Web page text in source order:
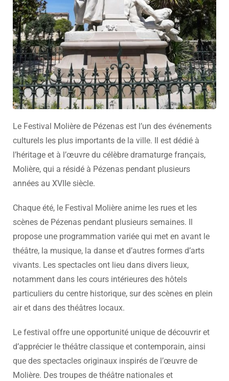
Le Festival Molière de Pézenas est l’un des événements
culturels les plus importants de la ville. Il est dédié à
l’héritage et à l’œuvre du célèbre dramaturge français,
Molière, qui a résidé à Pézenas pendant plusieurs
années au XVIIe siècle.
Chaque été, le Festival Molière anime les rues et les
scènes de Pézenas pendant plusieurs semaines. Il
propose une programmation variée qui met en avant le
théâtre, la musique, la danse et d’autres formes d’arts
vivants. Les spectacles ont lieu dans divers lieux,
notamment dans les cours intérieures des hôtels
particuliers du centre historique, sur des scènes en plein
air et dans des théâtres locaux.
Le festival offre une opportunité unique de découvrir et
d’apprécier le théâtre classique et contemporain, ainsi
que des spectacles originaux inspirés de l’œuvre de
Molière. Des troupes de théâtre nationales et